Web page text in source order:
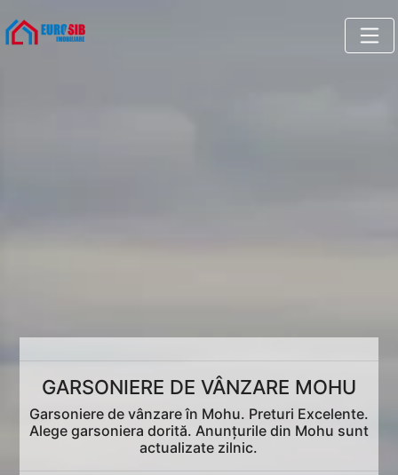
GARSONIERE DE VÂNZARE MOHU
Garsoniere de vânzare în Mohu. Preturi Excelente.
Alege garsoniera dorită. Anunțurile din Mohu sunt
actualizate zilnic.